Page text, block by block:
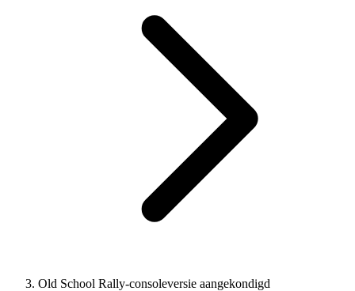
Old School Rally-consoleversie aangekondigd